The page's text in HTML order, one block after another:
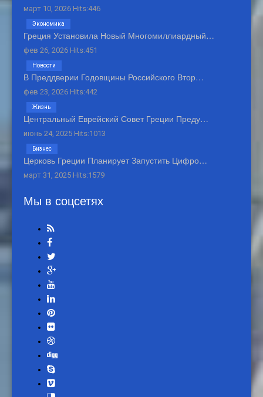
март 10, 2026 Hits:446
Греция Установила Новый Многомиллиардный…
фев 26, 2026 Hits:451
Экономика
В Преддверии Годовщины Российского Втор…
фев 23, 2026 Hits:442
Новости
Центральный Еврейский Совет Греции Преду…
июнь 24, 2025 Hits:1013
Жизнь
Церковь Греции Планирует Запустить Цифро…
март 31, 2025 Hits:1579
Бизнес
Мы в соцсетях